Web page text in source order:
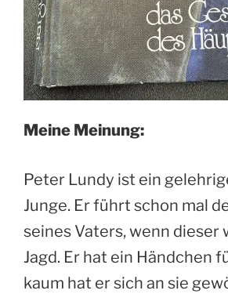
Meine Meinung:
Peter Lundy ist ein
Junge. Er führt schon mal
seines Vaters, wenn dieser
Jagd. Er hat ein Händchen
kaum hat er sich an sie